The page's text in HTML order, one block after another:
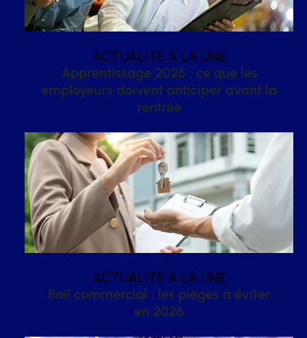
ACTUALITÉ À LA UNE
Apprentissage 2026 : ce que les
employeurs doivent anticiper avant la
rentrée
ACTUALITÉ À LA UNE
Bail commercial : les pièges à éviter
en 2026